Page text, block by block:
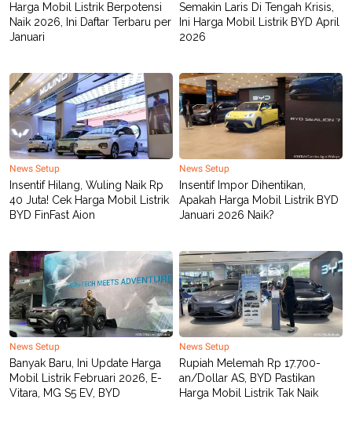
Harga Mobil Listrik Berpotensi
Naik 2026, Ini Daftar Terbaru per
Januari
Semakin Laris Di Tengah Krisis,
Ini Harga Mobil Listrik BYD April
2026
News Setup
Insentif Hilang, Wuling Naik Rp
40 Juta! Cek Harga Mobil Listrik
BYD FinFast Aion
News Setup
Insentif Impor Dihentikan,
Apakah Harga Mobil Listrik BYD
Januari 2026 Naik?
News Setup
Banyak Baru, Ini Update Harga
Mobil Listrik Februari 2026, E-
Vitara, MG S5 EV, BYD
News Setup
Rupiah Melemah Rp 17.700-
an/Dollar AS, BYD Pastikan
Harga Mobil Listrik Tak Naik